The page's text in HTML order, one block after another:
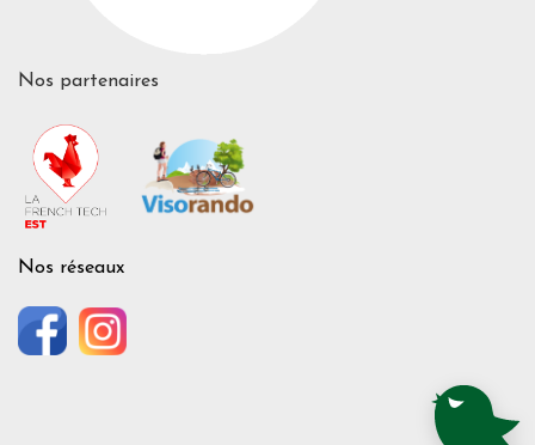
Nos partenaires
Nos réseaux